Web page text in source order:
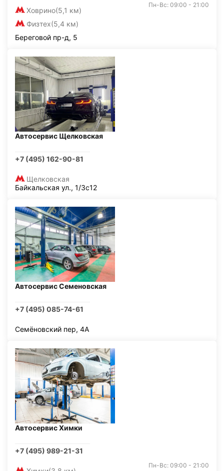
Ховрино(5,1 км)
Физтех(5,4 км)
Пн-Вс: 09:00 - 21:00
Береговой пр-д, 5
Автосервис Щелковская
+7 (495) 162-90-81
Щелковская
Байкальская ул., 1/3с12
Автосервис Семеновская
+7 (495) 085-74-61
Семёновский пер, 4А
Автосервис Химки
+7 (495) 989-21-31
Пн-Вс: 09:00 - 21:00